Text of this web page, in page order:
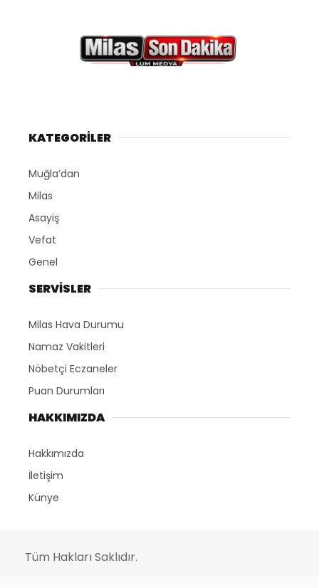
KATEGORİLER
Muğla’dan
Milas
Asayiş
Vefat
Genel
SERVİSLER
Milas Hava Durumu
Namaz Vakitleri
Nöbetçi Eczaneler
Puan Durumları
HAKKIMIZDA
Hakkımızda
İletişim
Künye
Tüm Hakları Saklıdır.